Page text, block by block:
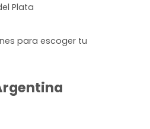
Plata
para escoger tu